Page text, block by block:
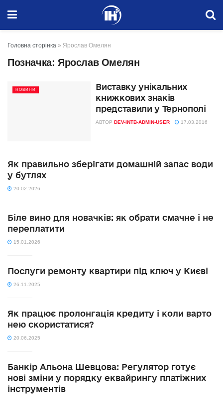
Головна сторінка » Ярослав Омелян
Позначка: Ярослав Омелян
НОВИНИ
Виставку унікальних
книжкових знаків
представили у Тернополі
АВТОР DEV-INTB-ADMIN-USER 17.03.2016
Як правильно зберігати домашній запас води
у бутлях
20.02.2026
Біле вино для новачків: як обрати смачне і не
переплатити
15.01.2026
Послуги ремонту квартири під ключ у Києві
26.11.2025
Як працює пролонгація кредиту і коли варто
нею скористатися?
20.06.2025
Банкір Альона Шевцова: Регулятор готує
нові зміни у порядку еквайрингу платіжних
інструментів